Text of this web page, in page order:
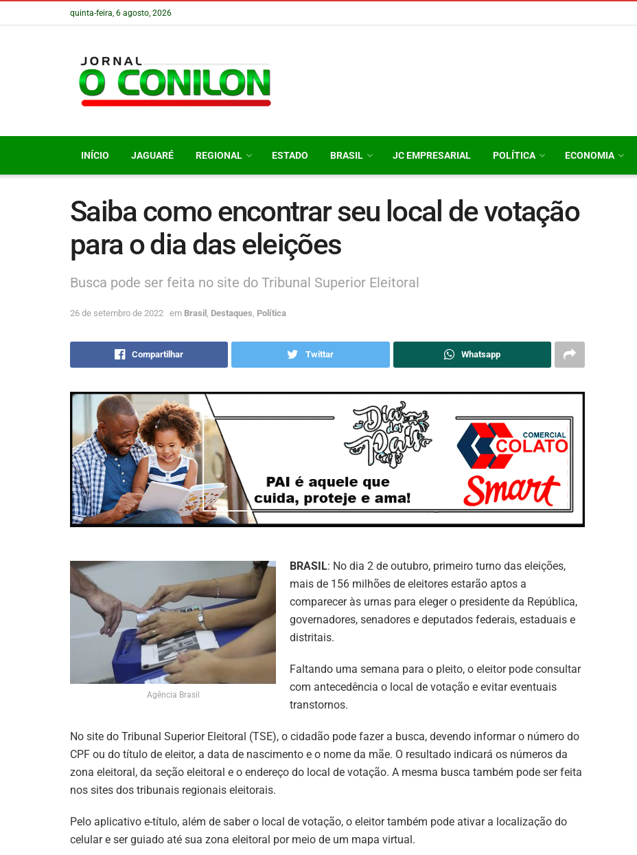
quinta-feira, 6 agosto, 2026
INÍCIO JAGUARÉ REGIONAL ESTADO BRASIL JC EMPRESARIAL POLÍTICA ECONOMIA
Saiba como encontrar seu local de votação
para o dia das eleições
Busca pode ser feita no site do Tribunal Superior Eleitoral
26 de setembro de 2022 em Brasil Destaques Política
Compartilhar Twittar Whatsapp
Agência Brasil
BRASIL: No dia 2 de outubro, primeiro turno das eleições,
mais de 156 milhões de eleitores estarão aptos a
comparecer às urnas para eleger o presidente da República,
governadores, senadores e deputados federais, estaduais e
distritais.
Faltando uma semana para o pleito, o eleitor pode consultar
com antecedência o local de votação e evitar eventuais
transtornos.
No site do Tribunal Superior Eleitoral (TSE), o cidadão pode fazer a busca, devendo informar o número do
CPF ou do título de eleitor, a data de nascimento e o nome da mãe. O resultado indicará os números da
zona eleitoral, da seção eleitoral e o endereço do local de votação. A mesma busca também pode ser feita
nos sites dos tribunais regionais eleitorais.
Pelo aplicativo e-título, além de saber o local de votação, o eleitor também pode ativar a localização do
celular e ser guiado até sua zona eleitoral por meio de um mapa virtual.